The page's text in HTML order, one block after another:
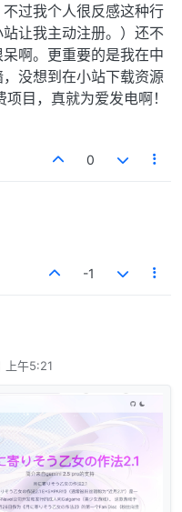
后缀也一样是资源问题还是我
过我个人很反感这种行
让我主动注册。）还不
啊。更重要的是我在中
没想到在小站下载资源
目，真就为爱发电啊！
0
-1
上午5:21